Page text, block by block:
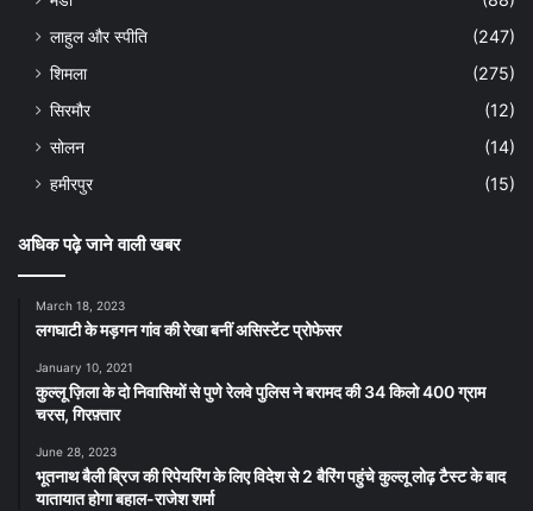
लाहुल और स्पीति
(247)
शिमला
(275)
सिरमौर
(12)
सोलन
(14)
हमीरपुर
(15)
अधिक पढ़े जाने वाली खबर
March 18, 2023
लगघाटी के मड़गन गांव की रेखा बनीं असिस्टेंट प्रोफेसर
January 10, 2021
कुल्लू ज़िला के दो निवासियों से पुणे रेलवे पुलिस ने बरामद की 34 किलो 400 ग्राम
चरस, गिरफ़्तार
June 28, 2023
भूतनाथ बैली ब्रिज की रिपेयरिंग के लिए विदेश से 2 बैरिंग पहुंचे कुल्लू लोढ़ टैस्ट के बाद
यातायात होगा बहाल-राजेश शर्मा